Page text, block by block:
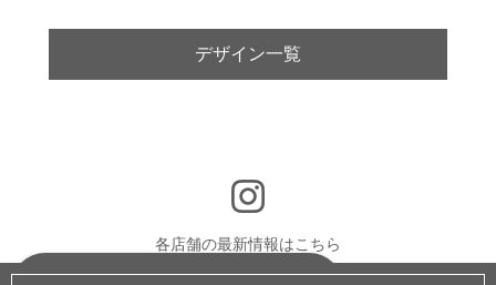
デザイン一覧
各店舗の最新情報はこちら